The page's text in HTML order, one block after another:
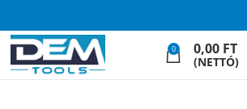
0 0,00 FT
(NETTÓ)